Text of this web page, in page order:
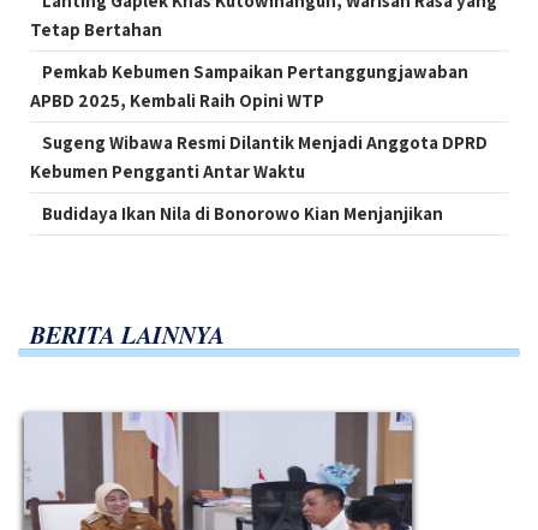
Tetap Bertahan
Pemkab Kebumen Sampaikan Pertanggungjawaban
APBD 2025, Kembali Raih Opini WTP
Sugeng Wibawa Resmi Dilantik Menjadi Anggota DPRD
Kebumen Pengganti Antar Waktu
Budidaya Ikan Nila di Bonorowo Kian Menjanjikan
BERITA LAINNYA